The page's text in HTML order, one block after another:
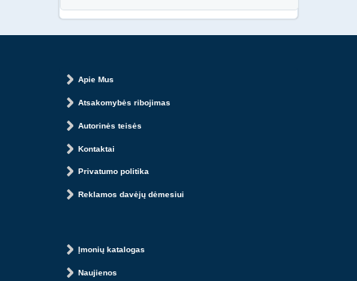
Apie Mus
Atsakomybės ribojimas
Autorinės teisės
Kontaktai
Privatumo politika
Reklamos davėjų dėmesiui
Įmonių katalogas
Naujienos